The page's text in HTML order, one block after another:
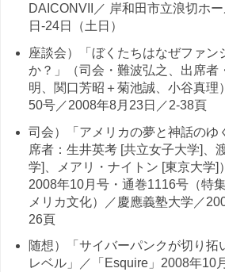
DAICONVII／ 岸和田市立浪切ホ
日-24日（土日）
座談会）「ぼくたちはなぜファン
か？」（司会・難波弘之、出席者
明、関口芳昭＋菊池誠、小谷真理
50号／2008年8月23日／2-38頁
司会）「アメリカの夢と神話のゆ
席者：生井英考 [共立女子大学]、
学]、メアリ・ナイトン [東京大学]
2008年10月号・通巻1116号（特
メリカ文化）／慶應義塾大学／
26頁
随想）「サイバーパンクが切り拓
レベル」／「Esquire」2008年10